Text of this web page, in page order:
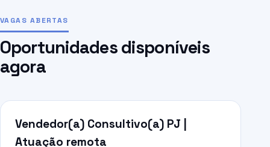
VAGAS ABERTAS
Oportunidades disponíveis
agora
Vendedor(a) Consultivo(a) PJ |
Atuação remota